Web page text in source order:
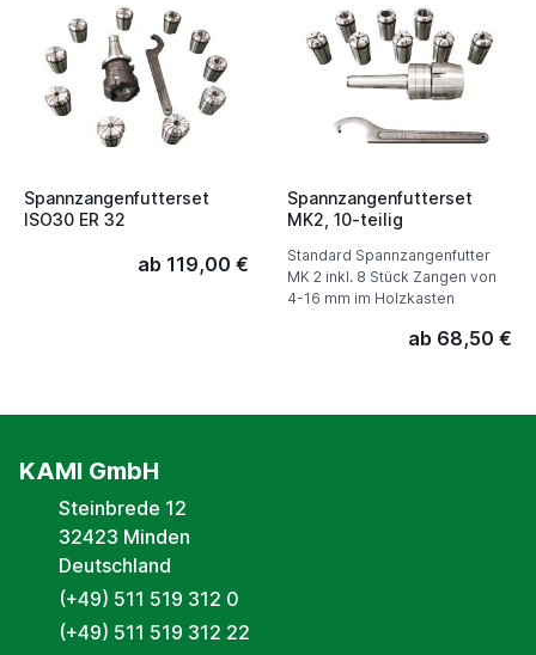
Spannzangenfutterset
ISO30 ER 32
ab 119,00 €
Spannzangenfutterset
MK2, 10-teilig
Standard Spannzangenfutter
MK 2 inkl. 8 Stück Zangen von
4-16 mm im Holzkasten
ab 68,50 €
KAMI GmbH
Steinbrede 12
32423 Minden
Deutschland
(+49) 511 519 312 0
(+49) 511 519 312 22